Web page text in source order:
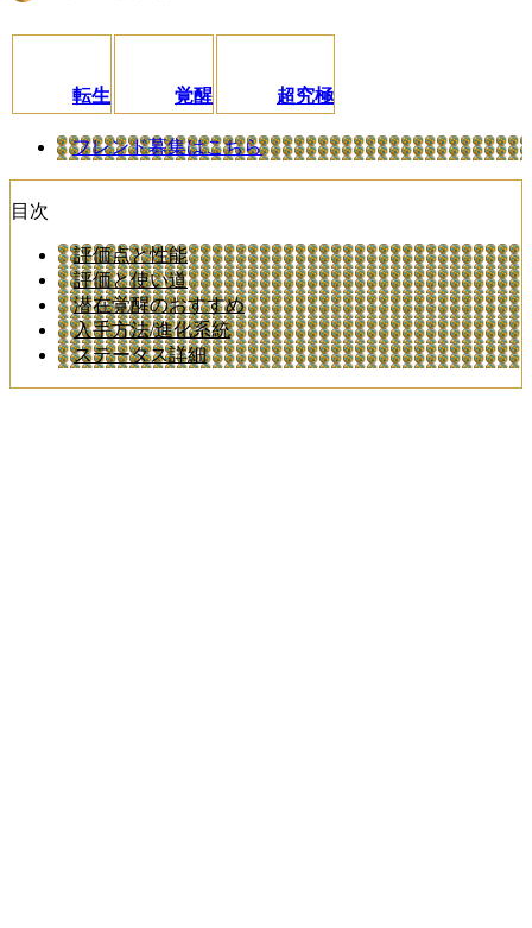
転生 覚醒 超究極
フレンド募集はこちら
目次
評価点と性能
評価と使い道
潜在覚醒のおすすめ
入手方法/進化系統
ステータス詳細